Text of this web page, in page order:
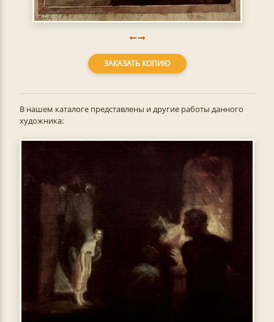
ЗАКАЗАТЬ КОПИЮ
В нашем каталоге представлены и другие работы данного
художника: